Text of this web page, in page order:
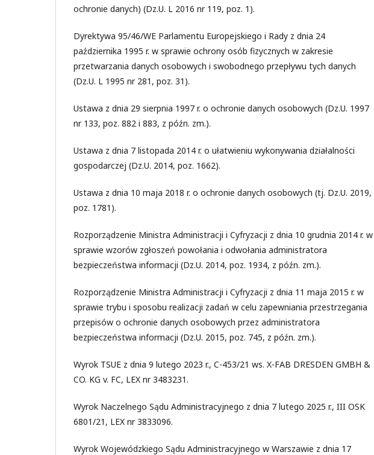
ochronie danych) (Dz.U. L 2016 nr 119, poz. 1).
Dyrektywa 95/46/WE Parlamentu Europejskiego i Rady z dnia 24
października 1995 r. w sprawie ochrony osób fizycznych w zakresie
przetwarzania danych osobowych i swobodnego przepływu tych danych
(Dz.U. L 1995 nr 281, poz. 31).
Ustawa z dnia 29 sierpnia 1997 r. o ochronie danych osobowych (Dz.U. 1997
nr 133, poz. 882 i 883, z późn. zm.).
Ustawa z dnia 7 listopada 2014 r. o ułatwieniu wykonywania działalności
gospodarczej (Dz.U. 2014, poz. 1662).
Ustawa z dnia 10 maja 2018 r. o ochronie danych osobowych (tj. Dz.U. 2019,
poz. 1781).
Rozporządzenie Ministra Administracji i Cyfryzacji z dnia 10 grudnia 2014 r. w
sprawie wzorów zgłoszeń powołania i odwołania administratora
bezpieczeństwa informacji (Dz.U. 2014, poz. 1934, z późn. zm.).
Rozporządzenie Ministra Administracji i Cyfryzacji z dnia 11 maja 2015 r. w
sprawie trybu i sposobu realizacji zadań w celu zapewniania przestrzegania
przepisów o ochronie danych osobowych przez administratora
bezpieczeństwa informacji (Dz.U. 2015, poz. 745, z późn. zm.).
Wyrok TSUE z dnia 9 lutego 2023 r., C-453/21 ws. X-FAB DRESDEN GMBH &
CO. KG v. FC, LEX nr 3483231.
Wyrok Naczelnego Sądu Administracyjnego z dnia 7 lutego 2025 r., III OSK
6801/21, LEX nr 3833096.
Wyrok Wojewódzkiego Sądu Administracyjnego w Warszawie z dnia 17